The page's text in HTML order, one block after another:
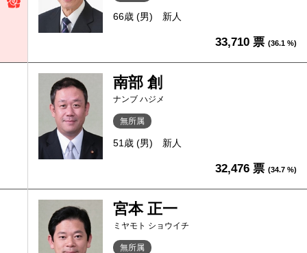
66歳 (男) 新人
33,710 票 (36.1 %)
南部 創
ナンブ ハジメ
無所属
51歳 (男) 新人
32,476 票 (34.7 %)
宮本 正一
ミヤモト ショウイチ
無所属